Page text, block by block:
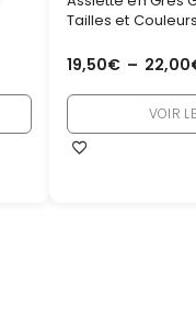
Tailles et
19,50€ – 22,00
VOIR